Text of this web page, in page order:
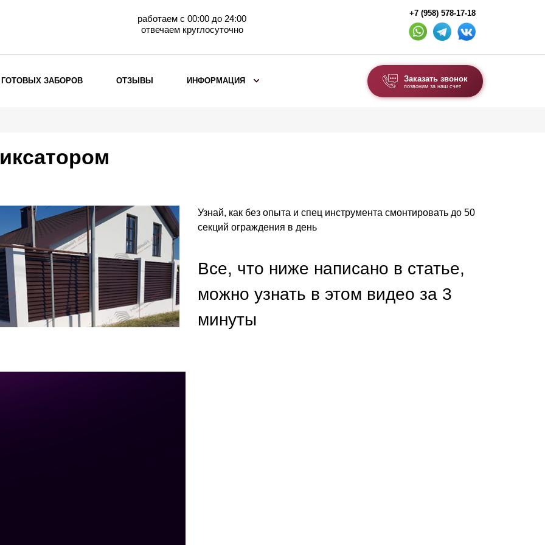
работаем с 00:00 до 24:00
отвечаем круглосуточно
+7 (958) 578-17-18
Заборы из евроштакетника
Забор жалюзи с кирпичными столбами
Металлические заборы
Металлические ограждения
ВЫБОР ПО ХАРАКТЕРИСТИКАМ
Горизонтальные заборы
Высокие заборы
Красивые, дизайнерские заборы
ВОРОТА И КАЛИТКИ
Ворота складные гармошка
Калитки
ГОТОВЫХ ЗАБОРОВ ОТЗЫВЫ ИНФОРМАЦИЯ Заказать звонок
позвоним за наш счет
Узнай, как без опыта и спец инструмента смонтировать до 50
секций ограждения в день
Все, что ниже написано в статье,
можно узнать в этом видео за 3
минуты